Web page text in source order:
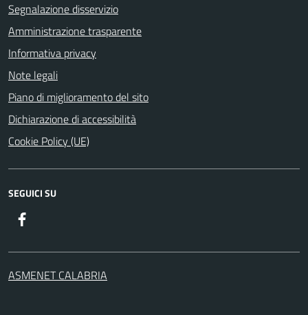
Segnalazione disservizio
Amministrazione trasparente
Informativa privacy
Note legali
Piano di miglioramento del sito
Dichiarazione di accessibilità
Cookie Policy (UE)
SEGUICI SU
ASMENET CALABRIA